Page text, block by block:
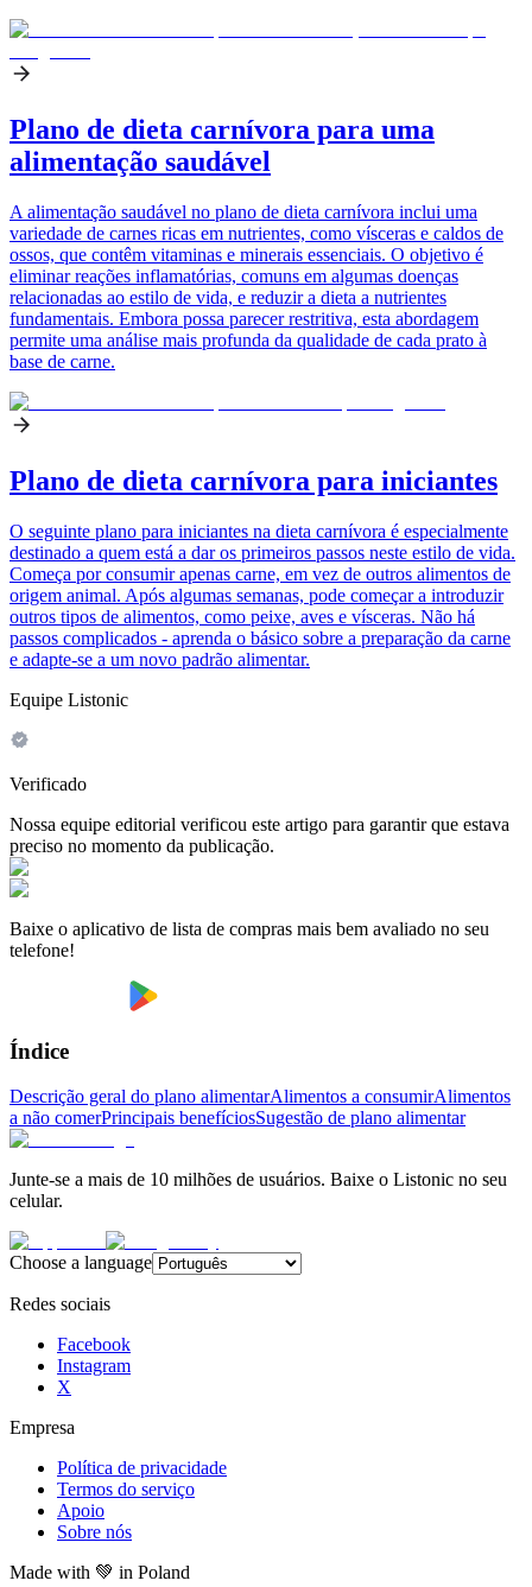
Plano de dieta carnívora para uma
alimentação saudável
A alimentação saudável no plano de dieta carnívora inclui uma
variedade de carnes ricas em nutrientes, como vísceras e caldos de
ossos, que contêm vitaminas e minerais essenciais. O objetivo é
eliminar reações inflamatórias, comuns em algumas doenças
relacionadas ao estilo de vida, e reduzir a dieta a nutrientes
fundamentais. Embora possa parecer restritiva, esta abordagem
permite uma análise mais profunda da qualidade de cada prato à
base de carne.
Plano de dieta carnívora para iniciantes
O seguinte plano para iniciantes na dieta carnívora é especialmente
destinado a quem está a dar os primeiros passos neste estilo de vida.
Começa por consumir apenas carne, em vez de outros alimentos de
origem animal. Após algumas semanas, pode começar a introduzir
outros tipos de alimentos, como peixe, aves e vísceras. Não há
passos complicados - aprenda o básico sobre a preparação da carne
e adapte-se a um novo padrão alimentar.
Equipe Listonic
Verificado
Nossa equipe editorial verificou este artigo para garantir que estava
preciso no momento da publicação.
Baixe o aplicativo de lista de compras mais bem avaliado no seu
telefone!
Índice
Descrição geral do plano alimentarAlimentos a consumirAlimentos
a não comerPrincipais benefíciosSugestão de plano alimentar
Junte-se a mais de 10 milhões de usuários. Baixe o Listonic no seu
celular.
Choose a language
Redes sociais
Facebook
Instagram
X
Empresa
Política de privacidade
Termos do serviço
Apoio
Sobre nós
Made with 💚 in Poland